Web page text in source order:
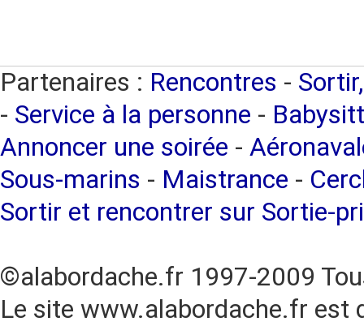
Partenaires : Rencontres -
- Service à la personne -
Annoncer une soirée -
Sous-marins - Maistrance -
Sortir et rencontrer sur Sortie-
©alabordache.fr 1997-2009
Le site www.alabordache.fr est